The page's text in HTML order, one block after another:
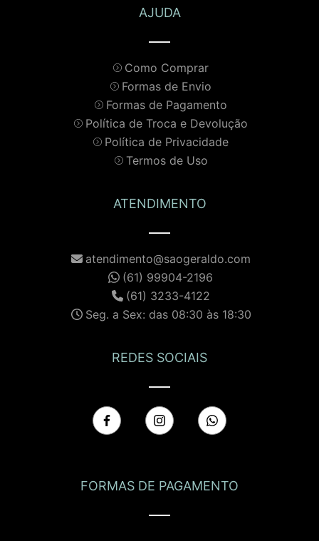
AJUDA
Como Comprar
Formas de Envio
Formas de Pagamento
Política de Troca e Devolução
Política de Privacidade
Termos de Uso
ATENDIMENTO
atendimento@saogeraldo.com
(61) 99904-2196
(61) 3233-4122
Seg. a Sex: das 08:30 às 18:30
REDES SOCIAIS
FORMAS DE PAGAMENTO